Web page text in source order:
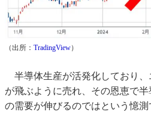
（出所： TradingView）
半導体生産が活発化しており、
が飛ぶように売れ、その恩恵で
の需要が伸びるのではという憶